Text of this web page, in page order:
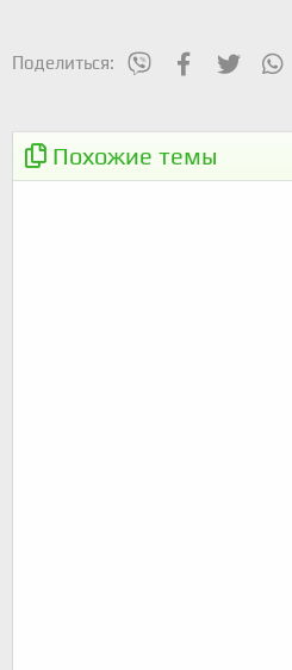
Поделиться: mes_viberFacebook
Twitter
Похожие темы